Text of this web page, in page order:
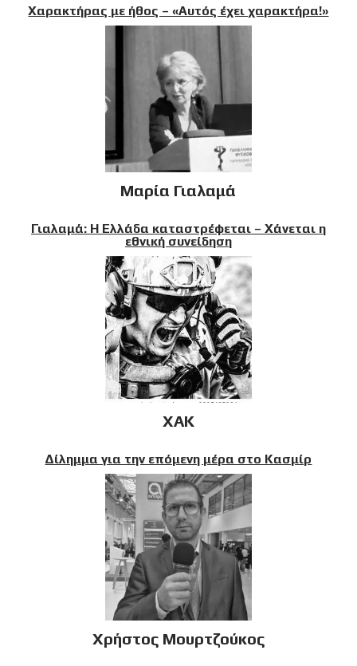
Χαρακτήρας με ήθος – «Αυτός έχει χαρακτήρα!»
Μαρία Γιαλαμά
Γιαλαμά: Η Ελλάδα καταστρέφεται – Χάνεται η
εθνική συνείδηση
XAK
Δίλημμα για την επόμενη μέρα στο Κασμίρ
Χρήστος Μουρτζούκος